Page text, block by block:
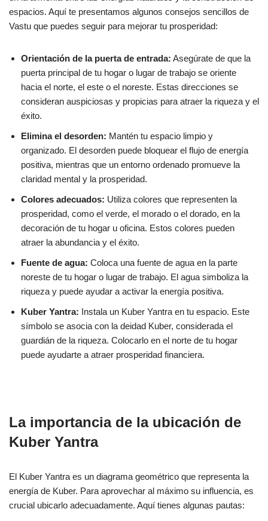
espacios. Aquí te presentamos algunos consejos sencillos de
Vastu que puedes seguir para mejorar tu prosperidad:
Orientación de la puerta de entrada: Asegúrate de que la
puerta principal de tu hogar o lugar de trabajo se oriente
hacia el norte, el este o el noreste. Estas direcciones se
consideran auspiciosas y propicias para atraer la riqueza y el
éxito.
Elimina el desorden: Mantén tu espacio limpio y
organizado. El desorden puede bloquear el flujo de energía
positiva, mientras que un entorno ordenado promueve la
claridad mental y la prosperidad.
Colores adecuados: Utiliza colores que representen la
prosperidad, como el verde, el morado o el dorado, en la
decoración de tu hogar u oficina. Estos colores pueden
atraer la abundancia y el éxito.
Fuente de agua: Coloca una fuente de agua en la parte
noreste de tu hogar o lugar de trabajo. El agua simboliza la
riqueza y puede ayudar a activar la energía positiva.
Kuber Yantra: Instala un Kuber Yantra en tu espacio. Este
símbolo se asocia con la deidad Kuber, considerada el
guardián de la riqueza. Colocarlo en el norte de tu hogar
puede ayudarte a atraer prosperidad financiera.
La importancia de la ubicación de
Kuber Yantra
El Kuber Yantra es un diagrama geométrico que representa la
energía de Kuber. Para aprovechar al máximo su influencia, es
crucial ubicarlo adecuadamente. Aquí tienes algunas pautas: